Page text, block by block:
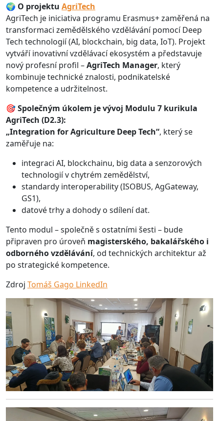
🌍 O projektu AgriTech
AgriTech je iniciativa programu Erasmus+ zaměřená na
transformaci zemědělského vzdělávání pomocí Deep
Tech technologií (AI, blockchain, big data, IoT). Projekt
vytváří inovativní vzdělávací ekosystém a představuje
nový profesní profil –AgriTech Manager, který
kombinuje technické znalosti, podnikatelské
kompetence a udržitelnost.
🎯Společným úkolem je vývoj Modulu 7 kurikula
AgriTech (D2.3):
„Integration for Agriculture Deep Tech“, který se
zaměřuje na:
integraci AI, blockchainu, big data a senzorových
technologií v chytrém zemědělství,
standardy interoperability (ISOBUS, AgGateway,
GS1),
datové trhy a dohody o sdílení dat.
Tento modul – společně s ostatními šesti – bude
připraven pro úroveň magisterského, bakalářského i
odborného vzdělávání, od technických architektur až
po strategické kompetence.
Zdroj Tomáš Gago LinkedIn